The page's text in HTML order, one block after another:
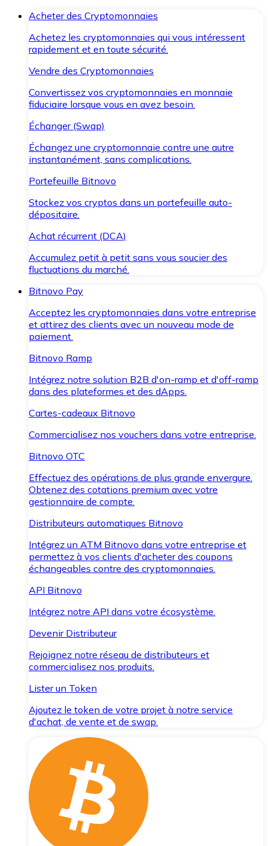
Acheter des Cryptomonnaies
Achetez les cryptomonnaies qui vous intéressent
rapidement et en toute sécurité.
Vendre des Cryptomonnaies
Convertissez vos cryptomonnaies en monnaie
fiduciaire lorsque vous en avez besoin.
Échanger (Swap)
Échangez une cryptomonnaie contre une autre
instantanément, sans complications.
Portefeuille Bitnovo
Stockez vos cryptos dans un portefeuille auto-
dépositaire.
Achat récurrent (DCA)
Accumulez petit à petit sans vous soucier des
fluctuations du marché.
Bitnovo Pay
Acceptez les cryptomonnaies dans votre entreprise
et attirez des clients avec un nouveau mode de
paiement.
Bitnovo Ramp
Intégrez notre solution B2B d'on-ramp et d'off-ramp
dans des plateformes et des dApps.
Cartes-cadeaux Bitnovo
Commercialisez nos vouchers dans votre entreprise.
Bitnovo OTC
Effectuez des opérations de plus grande envergure.
Obtenez des cotations premium avec votre
gestionnaire de compte.
Distributeurs automatiques Bitnovo
Intégrez un ATM Bitnovo dans votre entreprise et
permettez à vos clients d'acheter des coupons
échangeables contre des cryptomonnaies.
API Bitnovo
Intégrez notre API dans votre écosystème.
Devenir Distributeur
Rejoignez notre réseau de distributeurs et
commercialisez nos produits.
Lister un Token
Ajoutez le token de votre projet à notre service
d'achat, de vente et de swap.